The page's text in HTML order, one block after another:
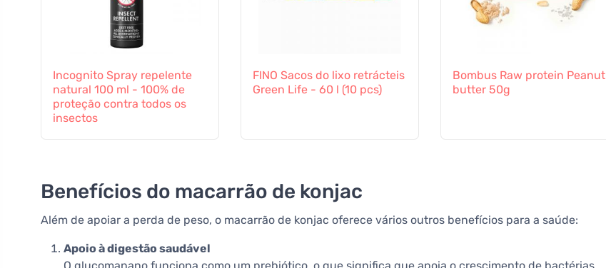
Incognito Spray repelente
natural 100 ml - 100% de
proteção contra todos os
insectos
FINO Sacos do lixo retrácteis
Green Life - 60 l (10 pcs)
Bombus Raw protein Peanut
butter 50g
Benefícios do macarrão de konjac
Além de apoiar a perda de peso, o macarrão de konjac oferece vários outros benefícios para a saúde:
Apoio à digestão saudável